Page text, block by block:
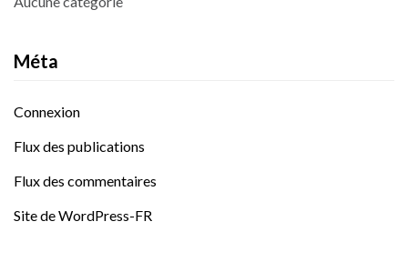
Méta
Connexion
Flux des publications
Flux des commentaires
Site de WordPress-FR